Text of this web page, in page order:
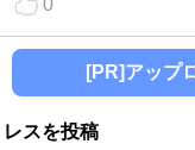
0
[PR]アップ
レスを投稿